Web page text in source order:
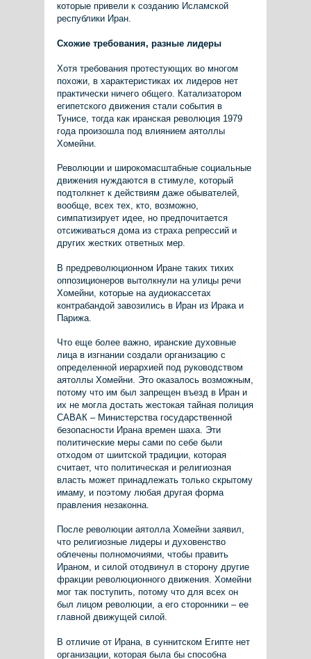
которые привели к созданию Исламской
республики Иран.
Схожие требования, разные лидеры
Хотя требования протестующих во многом
похожи, в характеристиках их лидеров нет
практически ничего общего. Катализатором
египетского движения стали события в
Тунисе, тогда как иранская революция 1979
года произошла под влиянием аятоллы
Хомейни.
Революции и широкомасштабные социальные
движения нуждаются в стимуле, который
подтолкнет к действиям даже обывателей,
вообще, всех тех, кто, возможно,
симпатизирует идее, но предпочитается
отсиживаться дома из страха репрессий и
других жестких ответных мер.
В предреволюционном Иране таких тихих
оппозиционеров вытолкнули на улицы речи
Хомейни, которые на аудиокассетах
контрабандой завозились в Иран из Ирака и
Парижа.
Что еще более важно, иранские духовные
лица в изгнании создали организацию с
определенной иерархией под руководством
аятоллы Хомейни. Это оказалось возможным,
потому что им был запрещен въезд в Иран и
их не могла достать жестокая тайная полиция
САВАК – Министерства государственной
безопасности Ирана времен шаха. Эти
политические меры сами по себе были
отходом от шиитской традиции, которая
считает, что политическая и религиозная
власть может принадлежать только скрытому
имаму, и поэтому любая другая форма
правления незаконна.
После революции аятолла Хомейни заявил,
что религиозные лидеры и духовенство
облечены полномочиями, чтобы править
Ираном, и силой отодвинул в сторону другие
фракции революционного движения. Хомейни
мог так поступить, потому что для всех он
был лицом революции, а его сторонники – ее
главной движущей силой.
В отличие от Ирана, в суннитском Египте нет
организации, которая была бы способна